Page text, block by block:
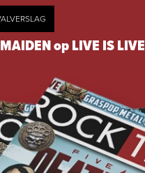
op LIVE IS LIVE